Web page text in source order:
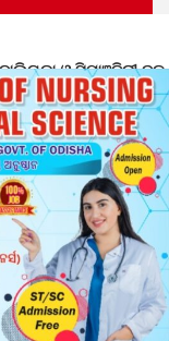
ଓ ସିପାଞ୍ଜିରୀ ଦଳ
ସୁନା ଅଳଙ୍କାର ଜବତ:
ପ୍ରସ୍ତୁତି ବୈଠକ
ଓ ଲୁଟପାଟ୍ ଅଭିଯୋଗ,
ପ୍ରଶିକ୍ଷଣ ଶିବିର